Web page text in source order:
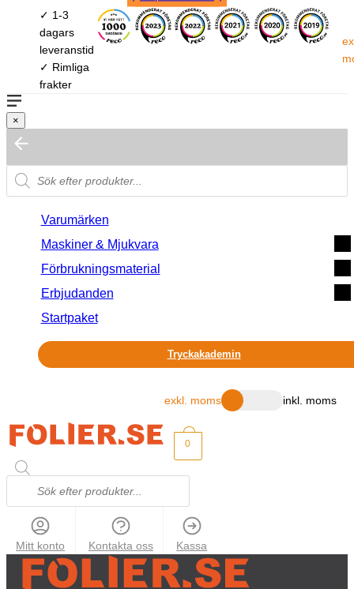
✓ 1-3
dagars
leveranstid
✓ Rimliga
frakter
×
Varumärken
Maskiner & Mjukvara
Förbrukningsmaterial
Erbjudanden
Startpaket
Tryckakademin
exkl. moms inkl. moms
0
Mitt konto Kontakta oss Kassa